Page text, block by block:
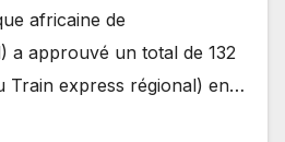
africaine de
a approuvé un total de 132
Train express régional) en…